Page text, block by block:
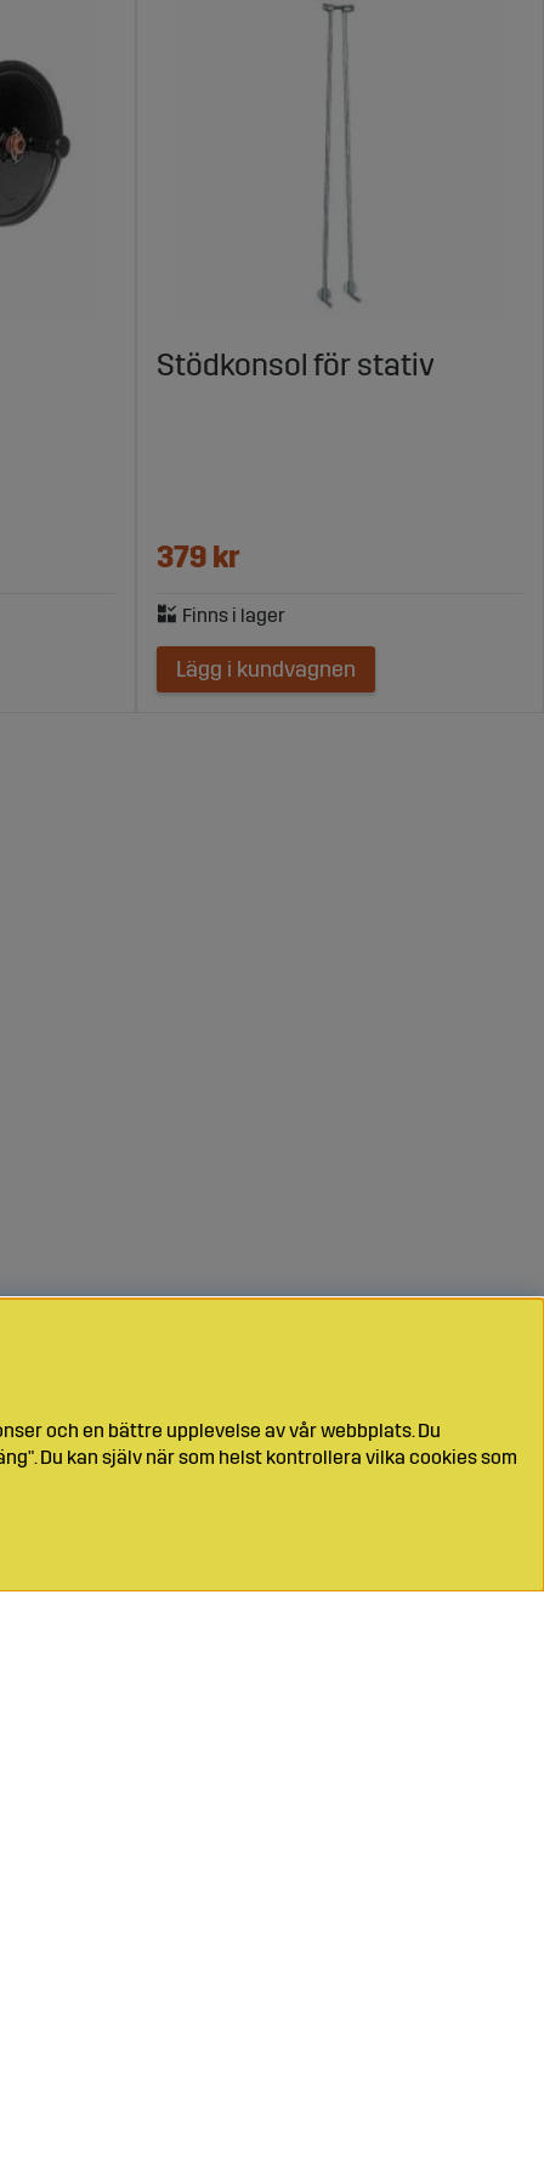
Stödkonsol för stativ
379 kr
Lägg i kundvagnen
och en bättre upplevelse av vår webbplats. Du
Du kan själv när som helst kontrollera vilka cookies som